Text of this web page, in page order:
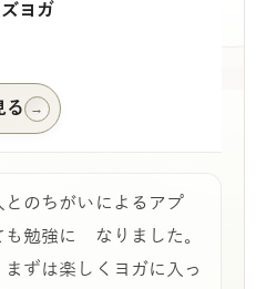
ヨガ
る →
のちがいによるアプ
も勉強に なりました。
ずは楽しくヨガに入っ